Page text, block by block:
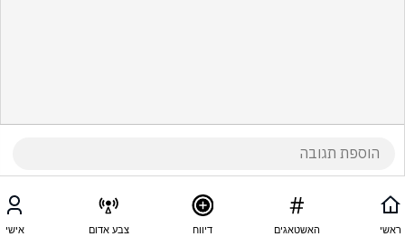
ראשי האשטאגים דיווח צבע אדום אישי